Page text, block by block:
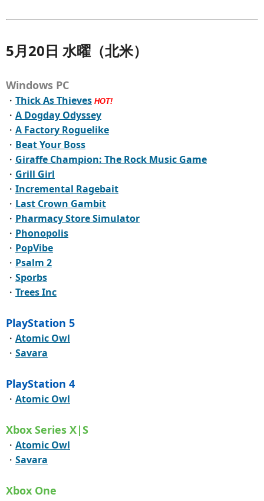
5月20日 水曜（北米）
Windows PC
・ Thick As Thieves HOT!
・ A Dogday Odyssey
・ A Factory Roguelike
・ Beat Your Boss
・ Giraffe Champion: The Rock Music Game
・ Grill Girl
・ Incremental Ragebait
・ Last Crown Gambit
・ Pharmacy Store Simulator
・ Phonopolis
・ PopVibe
・ Psalm 2
・ Sporbs
・ Trees Inc
PlayStation 5
・ Atomic Owl
・ Savara
PlayStation 4
・ Atomic Owl
Xbox Series X|S
・ Atomic Owl
・ Savara
Xbox One